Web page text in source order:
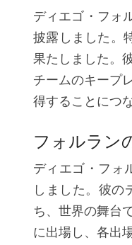
ディエゴ・フォ
披露しました。
果たしました。
チームのキープ
得することにつ
フォルラン
ディエゴ・フォ
しました。彼の
ち、世界の舞台
に出場し、各出